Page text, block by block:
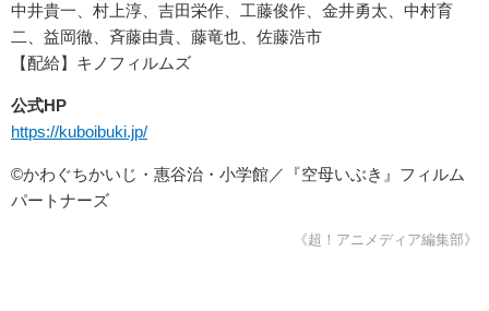
中井貴一、村上淳、吉田栄作、工藤俊作、金井勇太、中村育
二、益岡徹、斉藤由貴、藤竜也、佐藤浩市
【配給】キノフィルムズ
公式HP
https://kuboibuki.jp/
©かわぐちかいじ・惠谷治・小学館／『空母いぶき』フィルム
パートナーズ
《超！アニメディア編集部》